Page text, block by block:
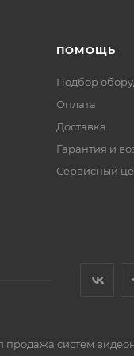
современный
расстояния.
ПОМОЩЬ
Подбор
Оплата
Доставка
Гарантия и
Сервисный
систем